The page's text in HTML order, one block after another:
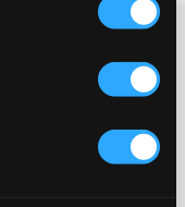
til bukser og skjørt.